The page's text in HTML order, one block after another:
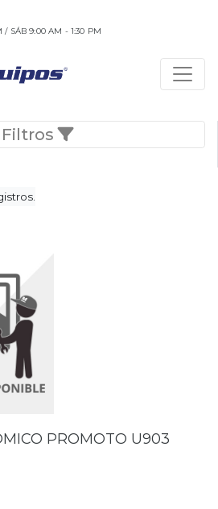
SÁB 9:00 AM - 1:30 PM
Filtros
PROMOTO U903